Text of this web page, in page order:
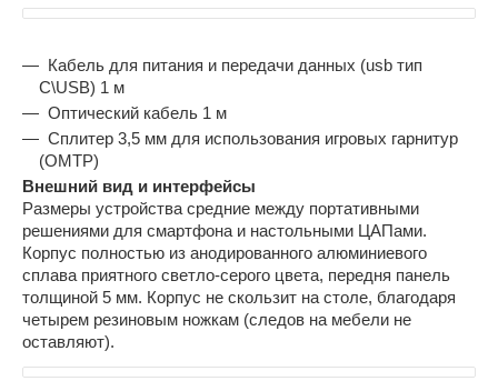
Кабель для питания и передачи данных (usb тип
C\USB) 1 м
Оптический кабель 1 м
Сплитер 3,5 мм для использования игровых гарнитур
(OMTP)
Внешний вид и интерфейсы
Размеры устройства средние между портативными
решениями для смартфона и настольными ЦАПами.
Корпус полностью из анодированного алюминиевого
сплава приятного светло-серого цвета, передня панель
толщиной 5 мм. Корпус не скользит на столе, благодаря
четырем резиновым ножкам (следов на мебели не
оставляют).